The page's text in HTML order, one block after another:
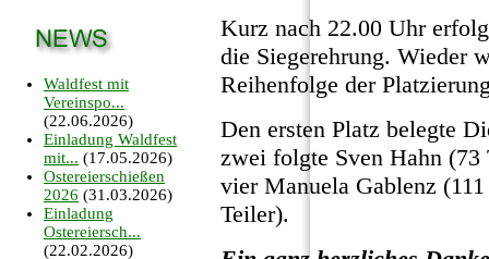
Waldfest mit
Vereinspo...
(22.06.2026)
Einladung Waldfest
mit... (17.05.2026)
Ostereierschießen
2026 (31.03.2026)
Einladung
Ostereiersch...
(22.02.2026)
Kurz nach 22.00 Uhr
die Siegerehrung. Wieder
Reihenfolge der
Den ersten Platz belegte
zwei folgte Sven Hahn
vier Manuela Gablenz
Teiler).